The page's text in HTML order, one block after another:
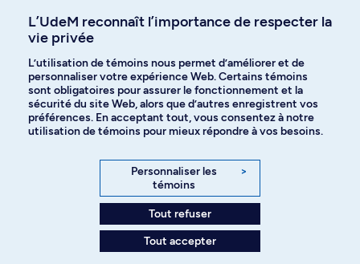
Langues
Facebook Instagram
YouTube
Politique de confidentialité
L’UdeM reconnaît l’importance de respecter la
vie privée
L’utilisation de témoins nous permet d’améliorer et de
personnaliser votre expérience Web. Certains témoins
sont obligatoires pour assurer le fonctionnement et la
sécurité du site Web, alors que d’autres enregistrent vos
préférences. En acceptant tout, vous consentez à notre
utilisation de témoins pour mieux répondre à vos besoins.
Personnaliser les
témoins
>
Tout refuser
Tout accepter